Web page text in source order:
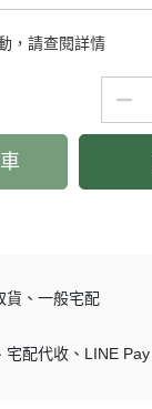
，請查閱詳情
貨
一般宅配
宅配代收 LINE Pay